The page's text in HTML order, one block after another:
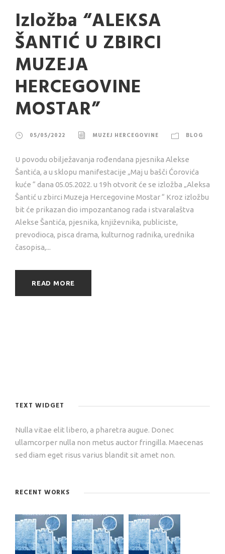
Izložba “ALEKSA
ŠANTIĆ U ZBIRCI
MUZEJA
HERCEGOVINE
MOSTAR”
05/05/2022 MUZEJ HERCEGOVINE BLOG
U povodu obilježavanja rođendana pjesnika Alekse
Šantića, a u sklopu manifestacije „Maj u bašči Ćorovića
kuće “ dana 05.05.2022. u 19h otvorit će se izložba „Aleksa
Šantić u zbirci Muzeja Hercegovine Mostar “ Kroz izložbu
bit će prikazan dio impozantanog rada i stvaralaštva
Alekse Šantića, pjesnika, književnika, publiciste,
prevodioca, pisca drama, kulturnog radnika, urednika
časopisa,...
READ MORE
TEXT WIDGET
Nulla vitae elit libero, a pharetra augue. Donec
ullamcorper nulla non metus auctor fringilla. Maecenas
sed diam eget risus varius blandit sit amet non.
RECENT WORKS